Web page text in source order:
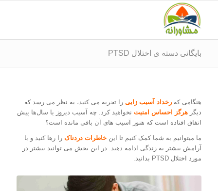
بایگانی دسته ی اختلال PTSD
هنگامی که رخداد آسیب زایی را تجربه می کنید، به نظر می رسد که
دیگر هرگز احساس امنیتنخواهید کرد. چه آسیب دیروز یا سال‌ها پیش
اتفاق افتاده است که هنوز آسیب های آن باقی مانده است؟
ما میتوانیم به شما کمک کنیم تا این خاطرات دردناکرا رها کنید و با
آرامش بیشتر به زندگی ادامه دهید. در این بخش می توانید بیشتر در
مورد اختلال PTSD بدانید.